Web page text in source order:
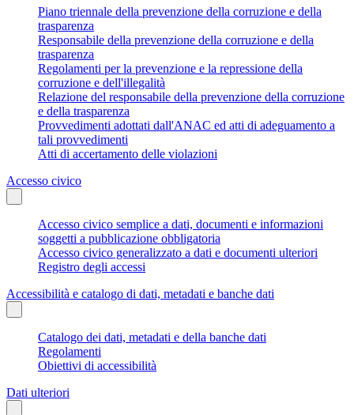
Piano triennale della prevenzione della corruzione e della
trasparenza
Responsabile della prevenzione della corruzione e della
trasparenza
Regolamenti per la prevenzione e la repressione della
corruzione e dell'illegalità
Relazione del responsabile della prevenzione della corruzione
e della trasparenza
Provvedimenti adottati dall'ANAC ed atti di adeguamento a
tali provvedimenti
Atti di accertamento delle violazioni
Accesso civico
Accesso civico semplice a dati, documenti e informazioni
soggetti a pubblicazione obbligatoria
Accesso civico generalizzato a dati e documenti ulteriori
Registro degli accessi
Accessibilità e catalogo di dati, metadati e banche dati
Catalogo dei dati, metadati e della banche dati
Regolamenti
Obiettivi di accessibilità
Dati ulteriori